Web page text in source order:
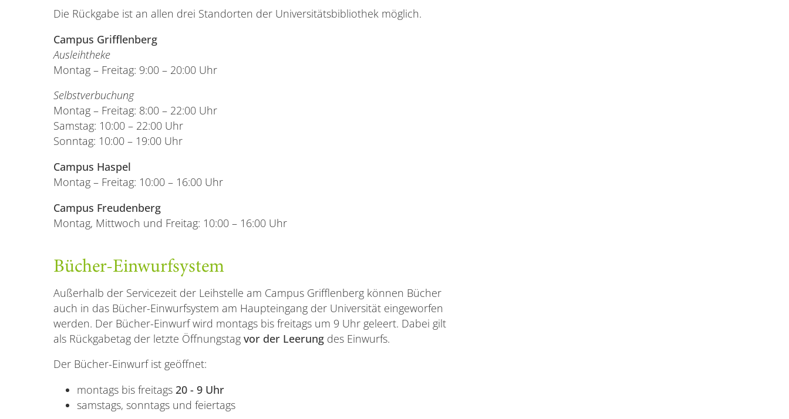
Die Rückgabe ist an allen drei Standorten der Universitätsbibliothek möglich.
Campus Grifflenberg
Ausleihtheke
Montag – Freitag: 9:00 – 20:00 Uhr
Selbstverbuchung
Montag – Freitag: 8:00 – 22:00 Uhr
Samstag: 10:00 – 22:00 Uhr
Sonntag: 10:00 – 19:00 Uhr
Campus Haspel
Montag – Freitag: 10:00 – 16:00 Uhr
Campus Freudenberg
Montag, Mittwoch und Freitag: 10:00 – 16:00 Uhr
Bücher-Einwurfsystem
Außerhalb der Servicezeit der Leihstelle am Campus Grifflenberg können Bücher
auch in das Bücher-Einwurfsystem am Haupteingang der Universität eingeworfen
werden. Der Bücher-Einwurf wird montags bis freitags um 9 Uhr geleert. Dabei gilt
als Rückgabetag der letzte Öffnungstag vor der Leerungdes Einwurfs.
Der Bücher-Einwurf ist geöffnet:
montags bis freitags 20 - 9 Uhr
samstags, sonntags und feiertags